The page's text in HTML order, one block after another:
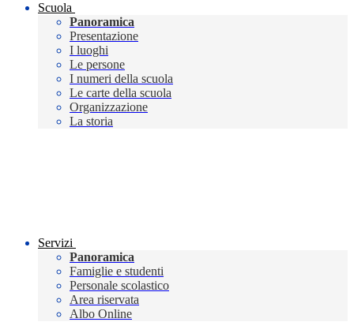
Scuola
Panoramica
Presentazione
I luoghi
Le persone
I numeri della scuola
Le carte della scuola
Organizzazione
La storia
Servizi
Panoramica
Famiglie e studenti
Personale scolastico
Area riservata
Albo Online